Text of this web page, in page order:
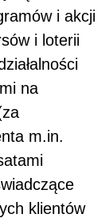
i akcji
i loterii
na
m.in.
klientów